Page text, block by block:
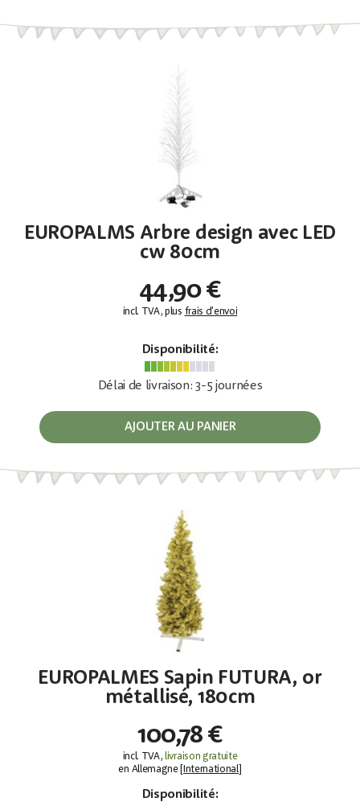
EUROPALMS Arbre design avec LED
cw 80cm
44,90 €
incl. TVA, plus frais d'envoi
Disponibilité:
Délai de livraison: 3-5 journées
AJOUTER AU PANIER
EUROPALMES Sapin FUTURA, or
métallisé, 180cm
100,78 €
incl. TVA, livraison gratuite
en Allemagne [
International]
Disponibilité: